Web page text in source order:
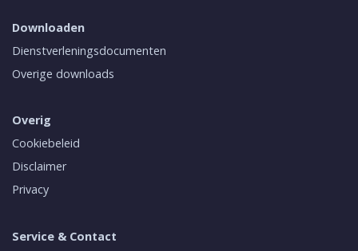
Downloaden
Dienstverleningsdocumenten
Overige downloads
Overig
Cookiebeleid
Disclaimer
Privacy
Service & Contact